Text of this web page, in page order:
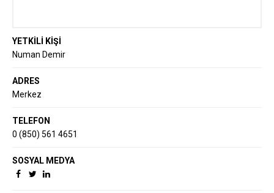
YETKİLİ KİŞİ
Numan Demir
ADRES
Merkez
TELEFON
0 (850) 561 4651
SOSYAL MEDYA